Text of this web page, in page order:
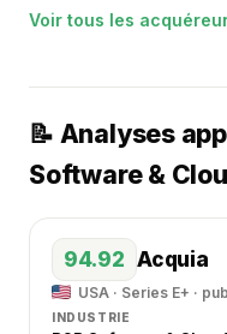
Voir tous les
📝 Analyses
Software &
94.92 Acquia
USA · Series E+ ·
INDUSTRIE